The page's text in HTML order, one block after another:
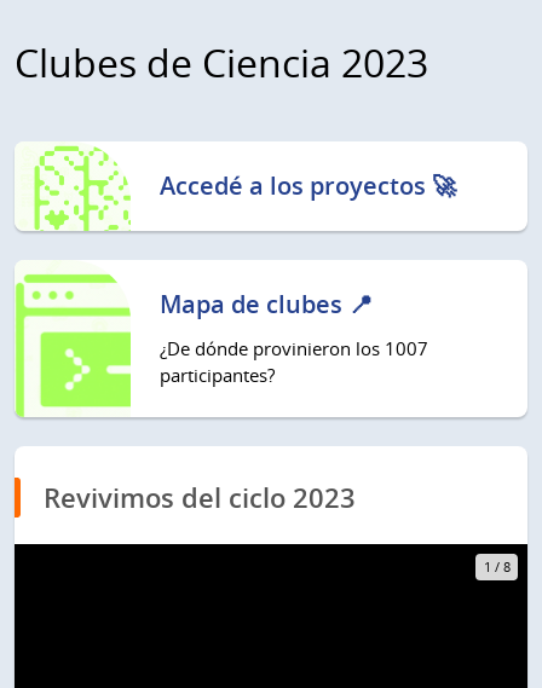
Clubes de Ciencia 2023
Accedé a los proyectos 🚀
Mapa de clubes 📍
¿De dónde provinieron los 1007
participantes?
Revivimos del ciclo 2023
1 / 8